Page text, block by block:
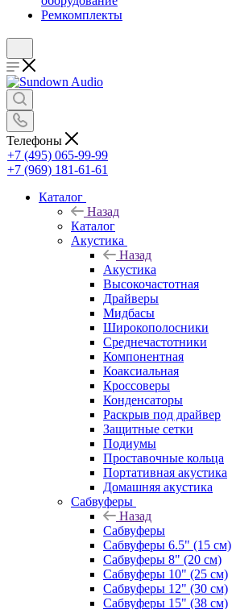
Ремкомплекты
Телефоны
+7 (495) 065-99-99
+7 (969) 181-61-61
Каталог
Назад
Каталог
Акустика
Назад
Акустика
Высокочастотная
Драйверы
Мидбасы
Широкополосники
Среднечастотники
Компонентная
Коаксиальная
Кроссоверы
Конденсаторы
Раскрыв под драйвер
Защитные сетки
Подиумы
Проставочные кольца
Портативная акустика
Домашняя акустика
Сабвуферы
Назад
Сабвуферы
Сабвуферы 6.5" (15 см)
Сабвуферы 8" (20 см)
Сабвуферы 10" (25 см)
Сабвуферы 12" (30 см)
Сабвуферы 15" (38 см)